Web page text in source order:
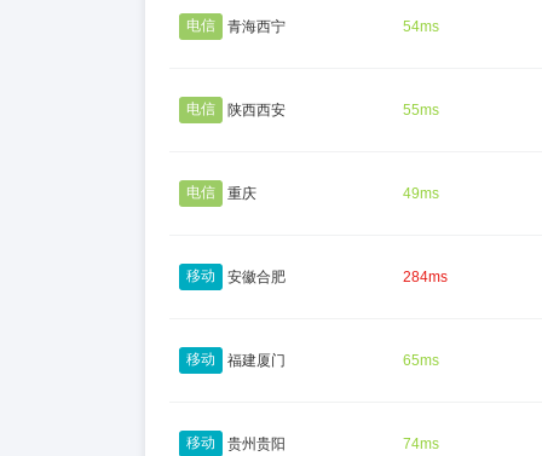
电信 青海西宁 54ms
电信 陕西西安 55ms
电信 重庆 49ms
移动 安徽合肥 284ms
移动 福建厦门 65ms
移动 贵州贵阳 74ms